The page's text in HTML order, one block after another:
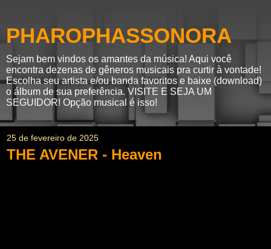
PHAROPHASSONORA
Sejam bem vindos os amantes da música! Aqui você
encontra dezenas de gêneros musicais pra curtir à vontade!
Escolha seu artista e/ou banda favoritos e baixe (download)
o álbum de sua preferência. VISITE E SEJA UM
SEGUIDOR! Opção musical é isso!
25 de fevereiro de 2025
THE AVENER - Heaven